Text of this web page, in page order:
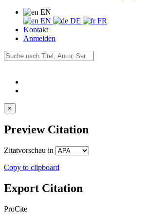
EN
EN
DE
FR
Kontakt
Anmelden
×
Preview Citation
Zitatvorschau in
Copy to clipboard
Export Citation
ProCite